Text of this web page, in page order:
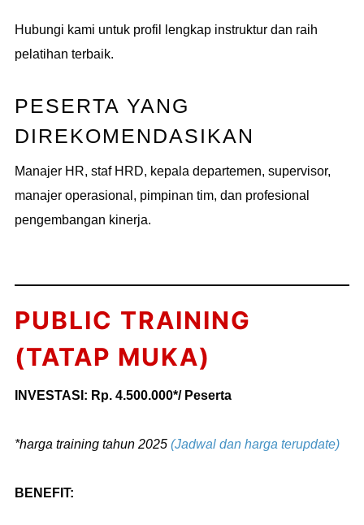
Hubungi kami untuk profil lengkap instruktur dan raih
pelatihan terbaik.
PESERTA YANG
DIREKOMENDASIKAN
Manajer HR, staf HRD, kepala departemen, supervisor,
manajer operasional, pimpinan tim, dan profesional
pengembangan kinerja.
PUBLIC TRAINING
(TATAP MUKA)
INVESTASI: Rp. 4.500.000*/ Peserta
*harga training tahun 2025 (Jadwal dan harga terupdate)
BENEFIT: